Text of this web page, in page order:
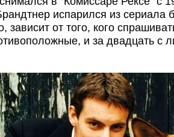
испарился из сериала
зависит от того, кого
и за двадцать с